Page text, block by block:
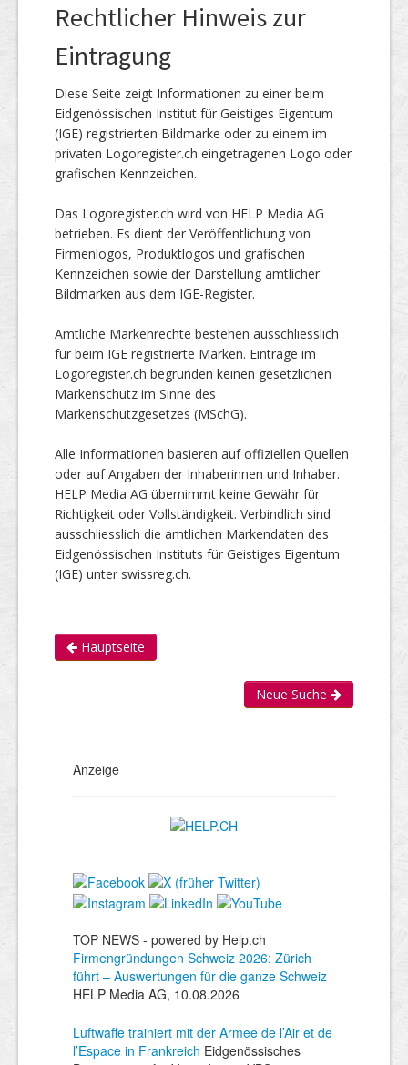
Rechtlicher Hinweis zur
Eintragung
Diese Seite zeigt Informationen zu einer beim
Eidgenössischen Institut für Geistiges Eigentum
(IGE) registrierten Bildmarke oder zu einem im
privaten Logoregister.ch eingetragenen Logo oder
grafischen Kennzeichen.
Das Logoregister.ch wird von HELP Media AG
betrieben. Es dient der Veröffentlichung von
Firmenlogos, Produktlogos und grafischen
Kennzeichen sowie der Darstellung amtlicher
Bildmarken aus dem IGE-Register.
Amtliche Markenrechte bestehen ausschliesslich
für beim IGE registrierte Marken. Einträge im
Logoregister.ch begründen keinen gesetzlichen
Markenschutz im Sinne des
Markenschutzgesetzes (MSchG).
Alle Informationen basieren auf offiziellen Quellen
oder auf Angaben der Inhaberinnen und Inhaber.
HELP Media AG übernimmt keine Gewähr für
Richtigkeit oder Vollständigkeit. Verbindlich sind
ausschliesslich die amtlichen Markendaten des
Eidgenössischen Instituts für Geistiges Eigentum
(IGE) unter swissreg.ch.
Hauptseite
Neue Suche